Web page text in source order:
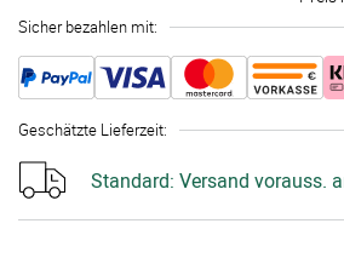
Sicher bezahlen mit:
Geschätzte Lieferzeit:
Standard: Versand vorauss.